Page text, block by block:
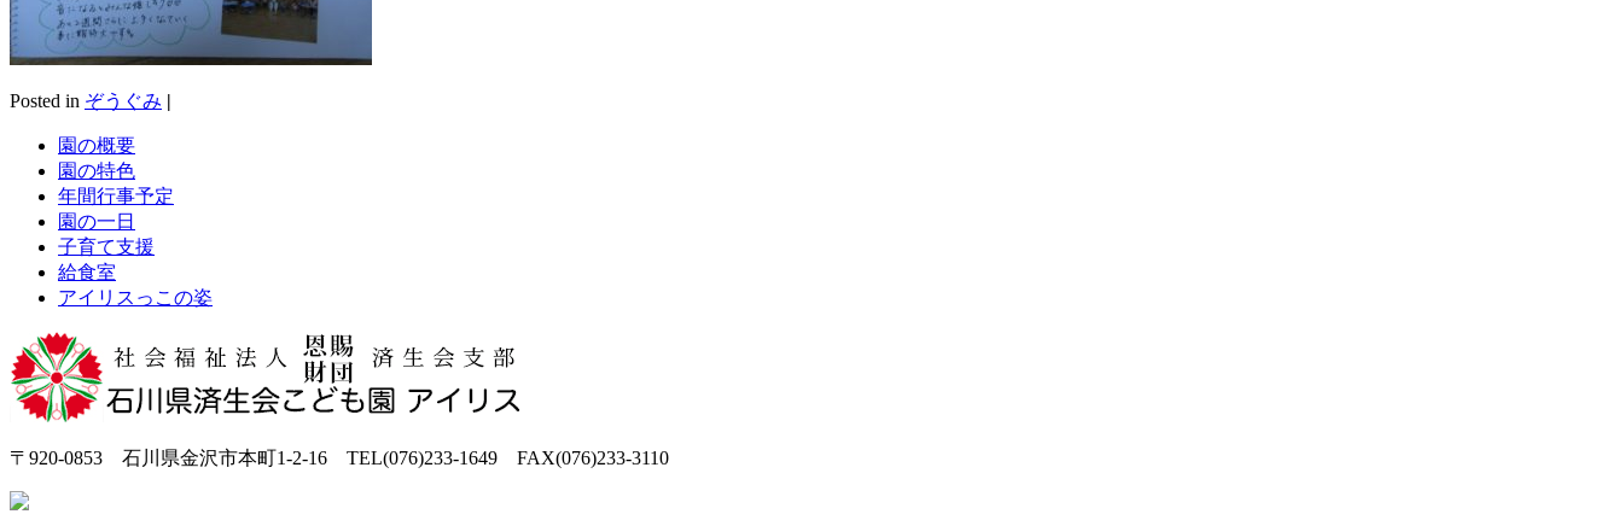
Posted in ぞうぐみ |
園の概要
園の特色
年間行事予定
園の一日
子育て支援
給食室
アイリスっこの姿
〒920-0853 石川県金沢市本町1-2-16 TEL(076)233-1649 FAX(076)233-3110